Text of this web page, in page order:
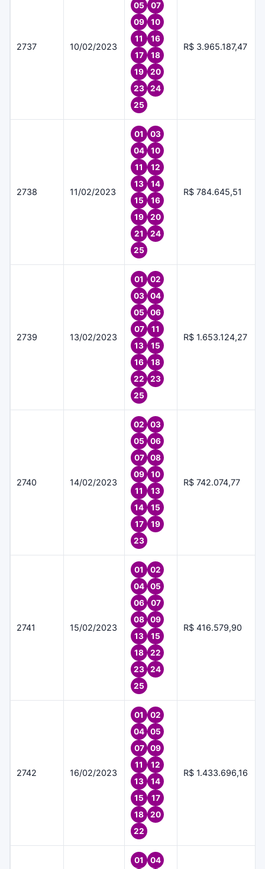
2737 10/02/2023
05
07
09
10
11
16
17
18
19
20
23
24
25
R$ 3.965.187,47
2738 11/02/2023
01
03
04
10
11
12
13
14
15
16
19
20
21
24
25
R$ 784.645,51
2739 13/02/2023
01
02
03
04
05
06
07
11
13
15
16
18
22
23
25
R$ 1.653.124,27
2740 14/02/2023
02
03
05
06
07
08
09
10
11
13
14
15
17
19
23
R$ 742.074,77
2741 15/02/2023
01
02
04
05
06
07
08
09
13
15
18
22
23
24
25
R$ 416.579,90
2742 16/02/2023
01
02
04
05
07
09
11
12
13
14
15
17
18
20
22
R$ 1.433.696,16
01 04